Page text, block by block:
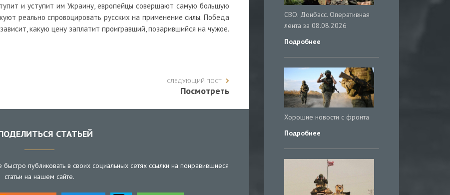
и уступит им Украину, европейцы совершают самую большую
реально спровоцировать русских на применение силы. Победа
какую цену заплатит проигравший, позарившийся на чужое.
СЛЕДУЮЩИЙ ПОСТ
Посмотреть
СТАТЬЕЙ
публиковать в своих социальных сетях ссылки на понравившиеся
статьи на нашем сайте.
СВО. Донбасс. Оперативная
лента за 08.08.2026
Подробнее
Хорошие новости с фронта
Подробнее